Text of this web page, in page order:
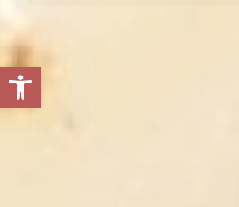
Abrir barra de herramientas